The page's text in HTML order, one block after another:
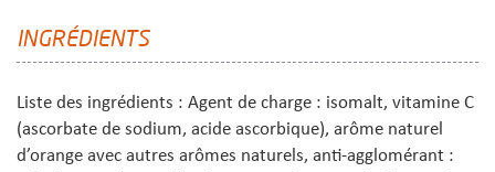
INGRÉDIENTS
Liste des ingrédients : Agent de charge : isomalt, vitamine C
(ascorbate de sodium, acide ascorbique), arôme naturel
d’orange avec autres arômes naturels, anti-agglomérant :